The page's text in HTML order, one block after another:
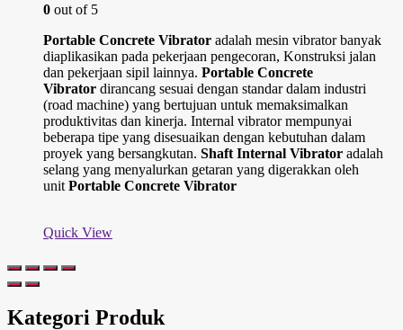
0 out of 5
Portable Concrete Vibrator adalah mesin vibrator banyak
diaplikasikan pada pekerjaan pengecoran, Konstruksi jalan
dan pekerjaan sipil lainnya. Portable Concrete
Vibrator dirancang sesuai dengan standar dalam industri
(road machine) yang bertujuan untuk memaksimalkan
produktivitas dan kinerja. Internal vibrator mempunyai
beberapa tipe yang disesuaikan dengan kebutuhan dalam
proyek yang bersangkutan. Shaft Internal Vibrator adalah
selang yang menyalurkan getaran yang digerakkan oleh
unit Portable Concrete Vibrator
Quick View
Kategori Produk